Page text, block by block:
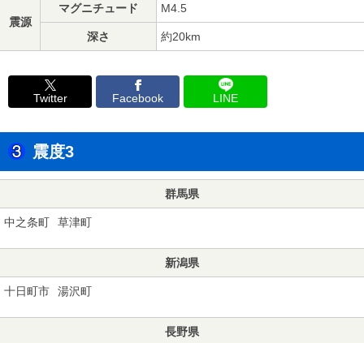
震源
マグニチュード M4.5
深さ 約20km
Twitter Facebook LINE
震度3
群馬県
中之条町 草津町
新潟県
十日町市 湯沢町
長野県